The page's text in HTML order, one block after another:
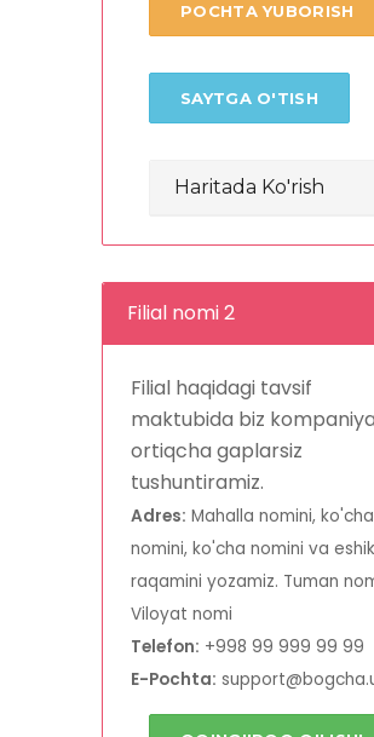
POCHTA YUBORISH
SAYTGA O'TISH
Haritada Ko'rish
Filial nomi 2
Filial haqidagi tavsif
maktubida biz
ortiqcha gaplarsiz
tushuntiramiz.
Adres: Mahalla nomini, ko'cha
nomini, ko'cha nomini va eshik
raqamini yozamiz. Tuman
Viloyat nomi
Telefon: +998 99 999 99 99
E-Pochta: